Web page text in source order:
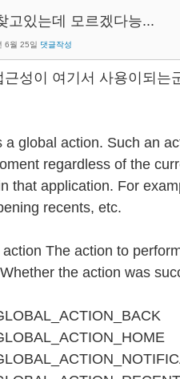
고있는데 모르겠다능...
6월 25일 댓글작성
근성이 여기서 사용이되는
global action. Such an
regardless of the
application. For
recents, etc.
The action to
the action was